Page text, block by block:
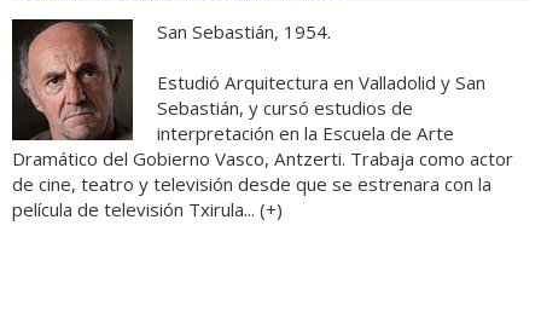
San Sebastián, 1954.
Estudió Arquitectura en Valladolid y San
Sebastián, y cursó estudios de
interpretación en la Escuela de Arte
Dramático del Gobierno Vasco, Antzerti. Trabaja como actor
de cine, teatro y televisión desde que se estrenara con la
película de televisión Txirula... (+)